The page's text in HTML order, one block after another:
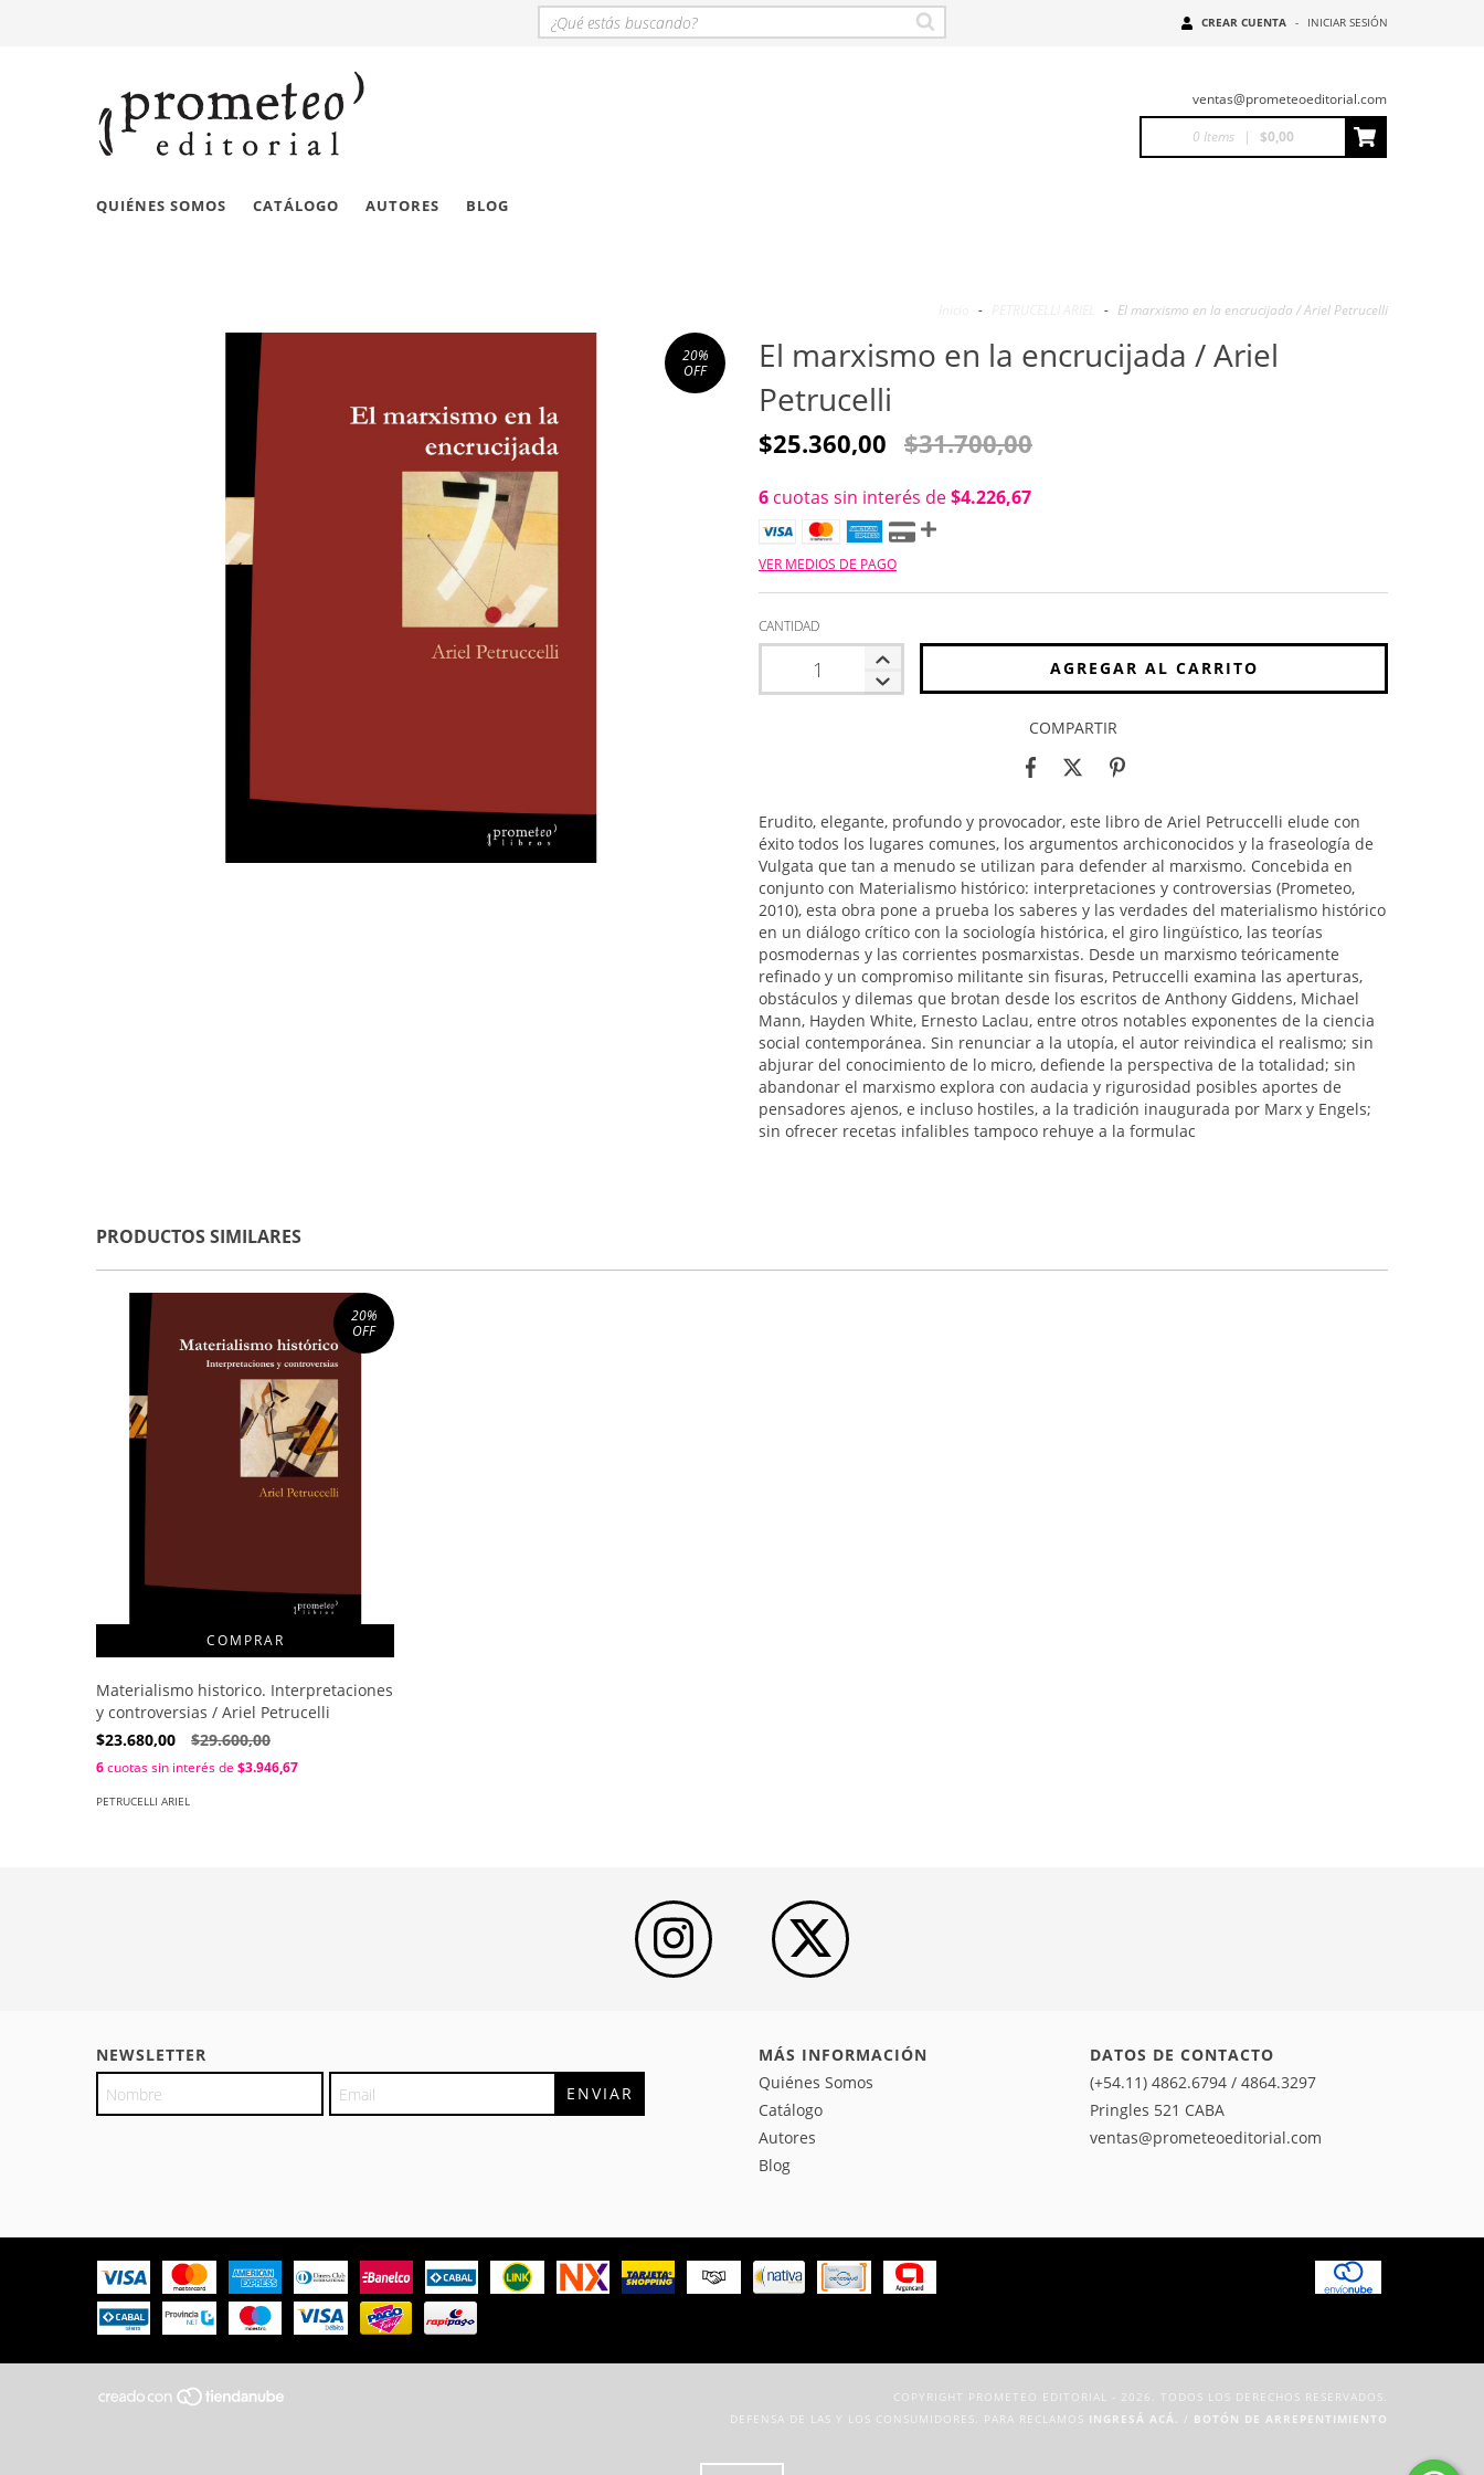
CREAR CUENTA - INICIAR SESIÓN
ventas@prometeoeditorial.com
0 Items | $0,00
QUIÉNES SOMOS CATÁLOGO AUTORES BLOG
- - El marxismo en la encrucijada / Ariel Petrucelli
20%
OFF
El marxismo en la encrucijada / Ariel
Petrucelli
$25.360,00 $31.700,00
6 cuotas sin interés de$4.226,67
VER MEDIOS DE PAGO
CANTIDAD
COMPARTIR
Erudito, elegante, profundo y provocador, este libro de Ariel Petruccelli elude con
éxito todos los lugares comunes, los argumentos archiconocidos y la fraseología de
Vulgata que tan a menudo se utilizan para defender al marxismo. Concebida en
conjunto con Materialismo histórico: interpretaciones y controversias (Prometeo,
2010), esta obra pone a prueba los saberes y las verdades del materialismo histórico
en un diálogo crítico con la sociología histórica, el giro lingüístico, las teorías
posmodernas y las corrientes posmarxistas. Desde un marxismo teóricamente
refinado y un compromiso militante sin fisuras, Petruccelli examina las aperturas,
obstáculos y dilemas que brotan desde los escritos de Anthony Giddens, Michael
Mann, Hayden White, Ernesto Laclau, entre otros notables exponentes de la ciencia
social contemporánea. Sin renunciar a la utopía, el autor reivindica el realismo; sin
abjurar del conocimiento de lo micro, defiende la perspectiva de la totalidad; sin
abandonar el marxismo explora con audacia y rigurosidad posibles aportes de
pensadores ajenos, e incluso hostiles, a la tradición inaugurada por Marx y Engels;
sin ofrecer recetas infalibles tampoco rehuye a la formulac
PRODUCTOS SIMILARES
20%
OFF
Materialismo historico. Interpretaciones
y controversias / Ariel Petrucelli
$23.680,00
$29.600,00
6cuotas sin interés de $3.946,67
PETRUCELLI ARIEL
NEWSLETTER
MÁS INFORMACIÓN
Quiénes Somos
Catálogo
Autores
Blog
DATOS DE CONTACTO
(+54.11) 4862.6794 / 4864.3297
Pringles 521 CABA
ventas@prometeoeditorial.com
COPYRIGHT PROMETEO EDITORIAL - 2026. TODOS LOS DERECHOS RESERVADOS.
DEFENSA DE LAS Y LOS CONSUMIDORES. PARA RECLAMOS INGRESÁ ACÁ. / BOTÓN DE ARREPENTIMIENTO